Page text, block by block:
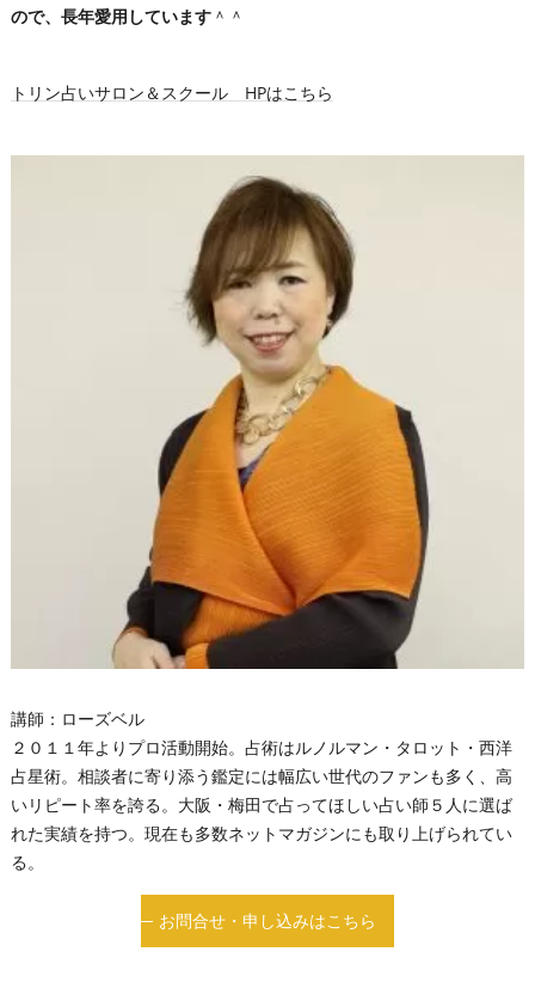
ので、長年愛用しています＾＾
トリン占いサロン＆スクール HPはこちら
講師：ローズベル
２０１１年よりプロ活動開始。占術はルノルマン・タロット・西洋
占星術。相談者に寄り添う鑑定には幅広い世代のファンも多く、高
いリピート率を誇る。大阪・梅田で占ってほしい占い師５人に選ば
れた実績を持つ。現在も多数ネットマガジンにも取り上げられてい
る。
お問合せ・申し込みはこちら